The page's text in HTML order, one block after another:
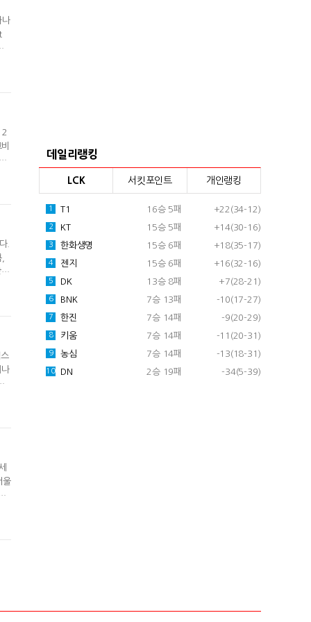
나
2
.
울
데일리랭킹
LCK 서킷포인트 개인랭킹
1 T1 16승 5패 +22(34-12)
2 KT 15승 5패 +14(30-16)
3 한화생명 15승 6패 +18(35-17)
4 젠지 15승 6패 +16(32-16)
5 DK 13승 8패 +7(28-21)
6 BNK 7승 13패 -10(17-27)
7 한진 7승 14패 -9(20-29)
8 키움 7승 14패 -11(20-31)
9 농심 7승 14패 -13(18-31)
10 DN 2승 19패 -34(5-39)